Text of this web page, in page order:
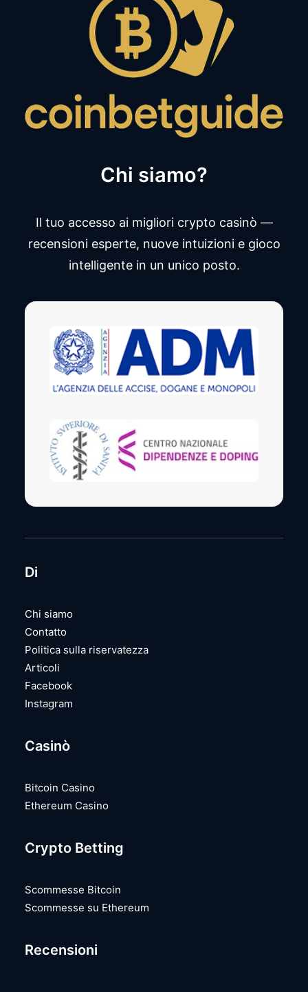
Chi siamo?
Il tuo accesso ai migliori crypto casinò —
recensioni esperte, nuove intuizioni e gioco
intelligente in un unico posto.
Di
Chi siamo
Contatto
Politica sulla riservatezza
Articoli
Facebook
Instagram
Casinò
Bitcoin Casino
Ethereum Casino
Crypto Betting
Scommesse Bitcoin
Scommesse su Ethereum
Recensioni